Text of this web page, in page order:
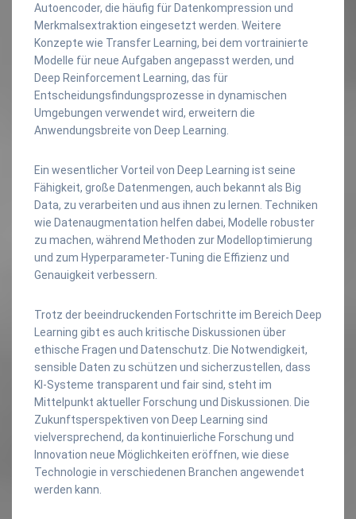
Autoencoder, die häufig für Datenkompression und
Merkmalsextraktion eingesetzt werden. Weitere
Konzepte wie Transfer Learning, bei dem vortrainierte
Modelle für neue Aufgaben angepasst werden, und
Deep Reinforcement Learning, das für
Entscheidungsfindungsprozesse in dynamischen
Umgebungen verwendet wird, erweitern die
Anwendungsbreite von Deep Learning.
Ein wesentlicher Vorteil von Deep Learning ist seine
Fähigkeit, große Datenmengen, auch bekannt als Big
Data, zu verarbeiten und aus ihnen zu lernen. Techniken
wie Datenaugmentation helfen dabei, Modelle robuster
zu machen, während Methoden zur Modelloptimierung
und zum Hyperparameter-Tuning die Effizienz und
Genauigkeit verbessern.
Trotz der beeindruckenden Fortschritte im Bereich Deep
Learning gibt es auch kritische Diskussionen über
ethische Fragen und Datenschutz. Die Notwendigkeit,
sensible Daten zu schützen und sicherzustellen, dass
KI-Systeme transparent und fair sind, steht im
Mittelpunkt aktueller Forschung und Diskussionen. Die
Zukunftsperspektiven von Deep Learning sind
vielversprechend, da kontinuierliche Forschung und
Innovation neue Möglichkeiten eröffnen, wie diese
Technologie in verschiedenen Branchen angewendet
werden kann.